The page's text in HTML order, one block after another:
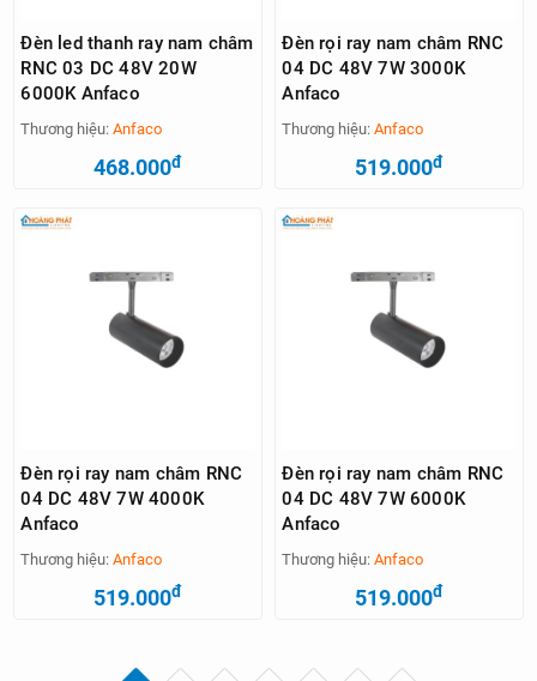
Đèn led thanh ray nam châm
RNC 03 DC 48V 20W
6000K Anfaco
Thương hiệu:Anfaco
468.000đ
Đèn rọi ray nam châm RNC
04 DC 48V 7W 3000K
Anfaco
Thương hiệu:Anfaco
519.000đ
Đèn rọi ray nam châm RNC
04 DC 48V 7W 4000K
Anfaco
Thương hiệu:Anfaco
519.000đ
Đèn rọi ray nam châm RNC
04 DC 48V 7W 6000K
Anfaco
Thương hiệu:Anfaco
519.000đ